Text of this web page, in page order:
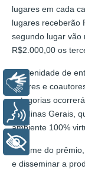
lugares em cada
lugares receberão
segundo lugar vão
R$2.000,00 os
A solenidade de
autores e
categorias
de Minas Gerais,
ambiente 100%
O nome do
e disseminar a
Voz